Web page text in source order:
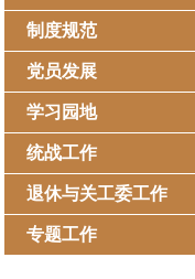
制度规范
党员发展
学习园地
统战工作
退休与关工委工作
专题工作